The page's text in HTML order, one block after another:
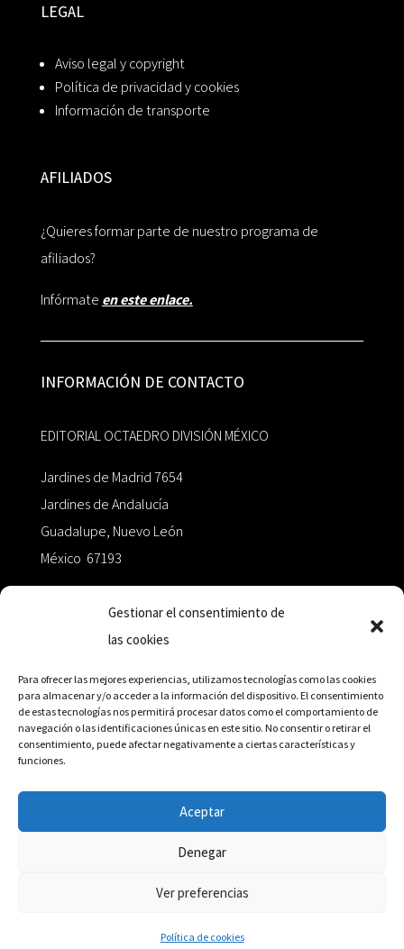
Gestionar el consentimiento de
las cookies
Para ofrecer las mejores experiencias, utilizamos tecnologías como las cookies
para almacenar y/o acceder a la información del dispositivo. El consentimiento
de estas tecnologías nos permitirá procesar datos como el comportamiento de
navegación o las identificaciones únicas en este sitio. No consentir o retirar el
consentimiento, puede afectar negativamente a ciertas características y
funciones.
Aceptar
Denegar
Ver preferencias
Política de cookies
LEGAL
Aviso legal y copyright
Política de privacidad y cookies
Información de transporte
AFILIADOS
¿Quieres formar parte de nuestro programa de
afiliados?
Infórmate en este enlace.
INFORMACIÓN DE CONTACTO
EDITORIAL OCTAEDRO DIVISIÓN MÉXICO
Jardines de Madrid 7654
Jardines de Andalucía
Guadalupe, Nuevo León
México 67193
+52 811.499.5638
RED DE DISTRIBUCIÓN